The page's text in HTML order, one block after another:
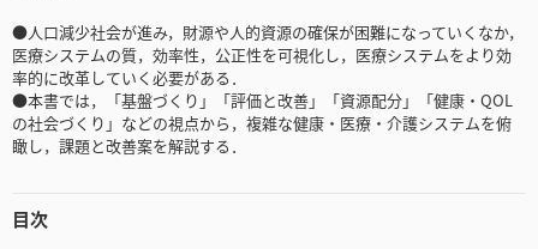
●人口減少社会が進み，財源や人的資源の確保が困難になっていくなか，
医療システムの質，効率性，公正性を可視化し，医療システムをより効
率的に改革していく必要がある．
●本書では，「基盤づくり」「評価と改善」「資源配分」「健康・QOL
の社会づくり」などの視点から，複雑な健康・医療・介護システムを俯
瞰し，課題と改善案を解説する．
目次